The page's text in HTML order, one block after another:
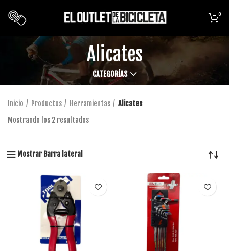
0
Alicates
CATEGORÍAS
Inicio Productos Herramientas
Alicates
Mostrando los 2 resultados
Mostrar Barra lateral